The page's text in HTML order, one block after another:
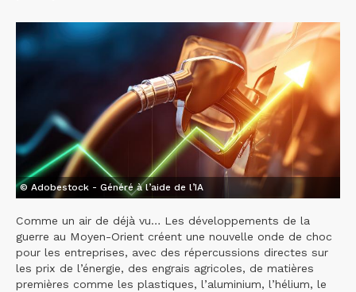
© Adobestock - Généré à l’aide de l’IA
Comme un air de déjà vu… Les développements de la
guerre au Moyen-Orient créent une nouvelle onde de choc
pour les entreprises, avec des répercussions directes sur
les prix de l’énergie, des engrais agricoles, de matières
premières comme les plastiques, l’aluminium, l’hélium, le